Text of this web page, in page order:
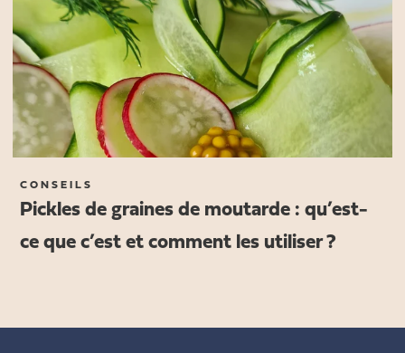
CONSEILS
Pickles de graines de moutarde : qu’est-
ce que c’est et comment les utiliser ?